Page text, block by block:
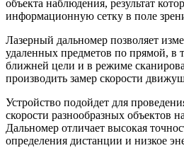
объекта наблюдения, результат
информационную сетку в поле
Лазерный дальномер позволяет
удаленных предметов по прямой, в
ближней цели и в режиме
производить замер скорости
Устройство подойдет для
скорости разнообразных объектов
Дальномер отличает высокая
определения дистанции и низкое